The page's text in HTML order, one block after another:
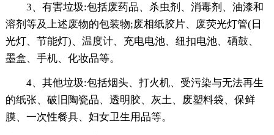
3、有害垃圾:包括废药品、杀虫剂、消毒剂、油漆和
溶剂等及上述废物的包装物;废相纸胶片、废荧光灯管(日
光灯、节能灯)、温度计、充电电池、纽扣电池、硒鼓、
墨盒、手机、化妆品等。
4、其他垃圾:包括烟头、打火机、受污染与无法再生
的纸张、破旧陶瓷品、透明胶、灰土、废塑料袋、保鲜
膜、一次性餐具、妇女卫生用品等。